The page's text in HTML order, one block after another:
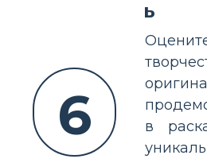
6
ь
в